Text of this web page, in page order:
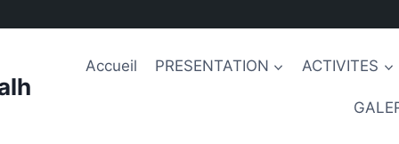
Accueil PRESENTATION ACTIVITES